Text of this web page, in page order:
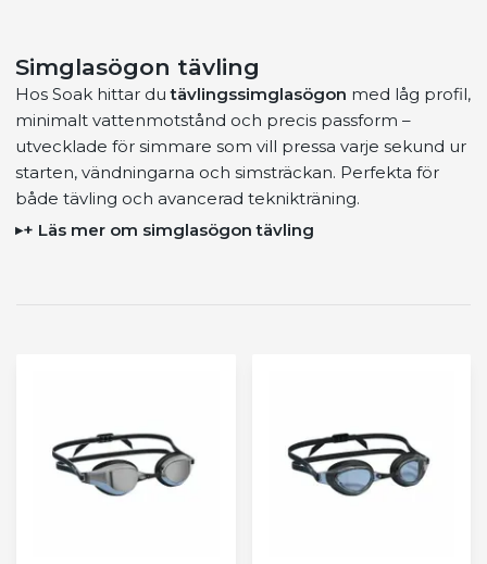
Simglasögon tävling
Hos Soak hittar dutävlingssimglasögon med låg profil,
minimalt vattenmotstånd och precis passform –
utvecklade för simmare som vill pressa varje sekund ur
starten, vändningarna och simsträckan. Perfekta för
både tävling och avancerad teknikträning.
+ Läs mer om simglasögon tävling